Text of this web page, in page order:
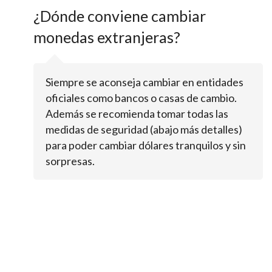
¿Dónde conviene cambiar
monedas extranjeras?
Siempre se aconseja cambiar en entidades
oficiales como bancos o casas de cambio.
Además se recomienda tomar todas las
medidas de seguridad (abajo más detalles)
para poder cambiar dólares tranquilos y sin
sorpresas.